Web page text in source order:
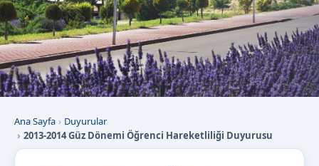
Ana Sayfa
Duyurular
2013-2014 Güz Dönemi Öğrenci Hareketliliği Duyurusu